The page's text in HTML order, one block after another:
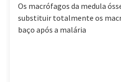
Os macrófagos da medula
substituir totalmente os
baço após a malária